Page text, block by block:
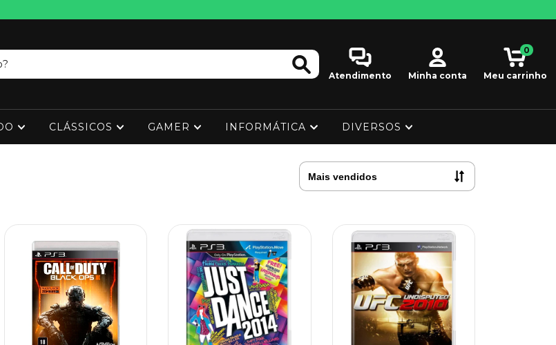
Atendimento Minha conta Meu carrinho
0
CLÁSSICOS GAMER INFORMÁTICA DIVERSOS